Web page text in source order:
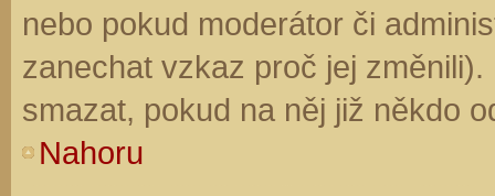
nebo pokud moderátor či
zanechat vzkaz proč jej
smazat, pokud na něj již někdo
Nahoru